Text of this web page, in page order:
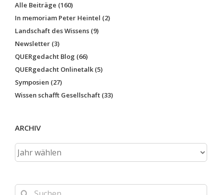
Alle Beiträge (160)
In memoriam Peter Heintel (2)
Landschaft des Wissens (9)
Newsletter (3)
QUERgedacht Blog (66)
QUERgedacht Onlinetalk (5)
Symposien (27)
Wissen schafft Gesellschaft (33)
ARCHIV
Suche